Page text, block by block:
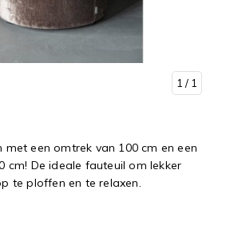
1 / 1
met een omtrek van 100 cm en een
cm! De ideale fauteuil om lekker
te ploffen en te relaxen.